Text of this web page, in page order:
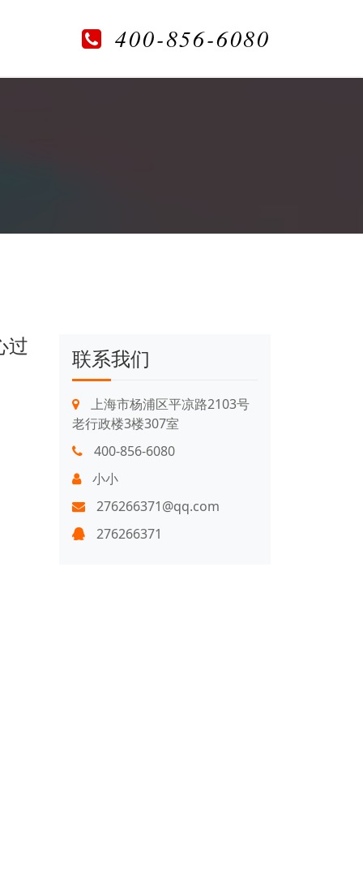
400-856-6080
过 联系我们
上海市杨浦区平凉路2103号
老行政楼3楼307室
400-856-6080
小小
276266371@qq.com
276266371